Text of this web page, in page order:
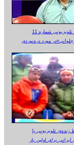
شماره 11
مورد دره‌نوردی
زنده‌ی تلویزیونی‌ با
ایرانی برای اولین بار